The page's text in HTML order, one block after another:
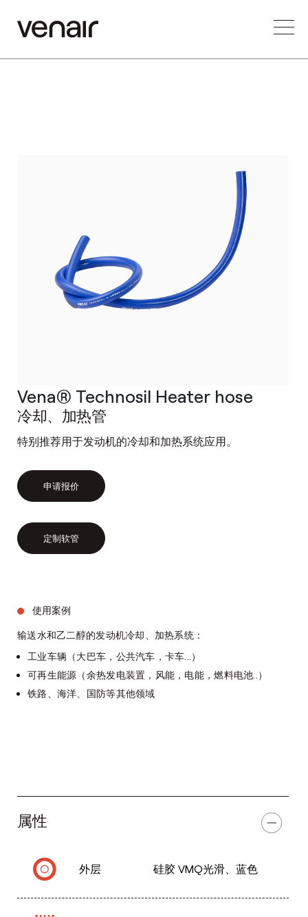
Vena® Technosil Heater hose
冷却、加热管
特别推荐用于发动机的冷却和加热系统应用。
申请报价
定制软管
使用案例
输送水和乙二醇的发动机冷却、加热系统：
工业车辆（大巴车，公共汽车，卡车...）
可再生能源（余热发电装置，风能，电能，燃料电池..）
铁路、海洋、国防等其他领域
属性
外层 硅胶 VMQ光滑、蓝色